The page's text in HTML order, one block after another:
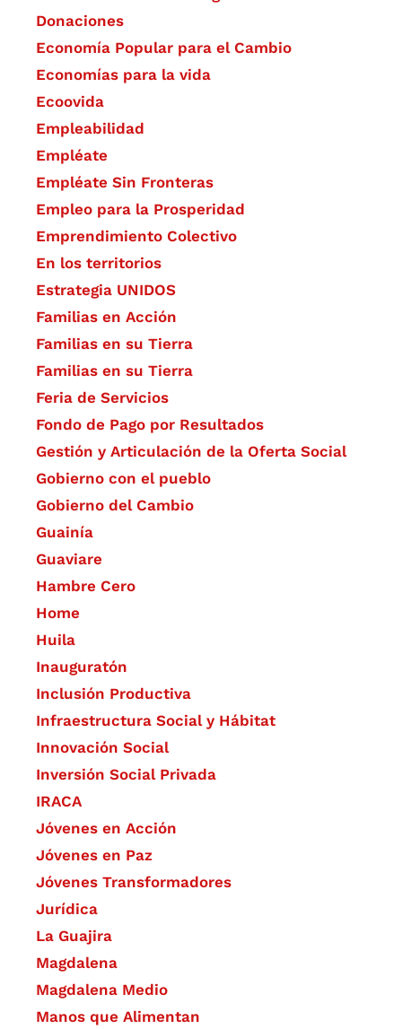
Donaciones
Economía Popular para el Cambio
Economías para la vida
Ecoovida
Empleabilidad
Empléate
Empléate Sin Fronteras
Empleo para la Prosperidad
Emprendimiento Colectivo
En los territorios
Estrategia UNIDOS
Familias en Acción
Familias en su Tierra
Familias en su Tierra
Feria de Servicios
Fondo de Pago por Resultados
Gestión y Articulación de la Oferta Social
Gobierno con el pueblo
Gobierno del Cambio
Guainía
Guaviare
Hambre Cero
Home
Huila
Inauguratón
Inclusión Productiva
Infraestructura Social y Hábitat
​Innovación Social
Inversión Social Privada
IRACA
Jóvenes en Acción
Jóvenes en Paz
Jóvenes Transformadores
Jurídica
La Guajira
Magdalena
Magdalena Medio
Manos que Alimentan